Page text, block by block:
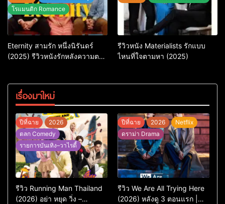
โรแมนติก Romance
Eternity สามรัก หนึ่งนิรันดร์
(2025) รีวิวหนังรักหลังความตาย
รีวิวหนัง Materialists รักแบบ
ไหนที่ใจตามหา (2025)
เรื่องมาใหม่
ปีที่ฉาย
2026
ตลก Comedy
รายการบันเทิง–วาไรตี้
รีวิว Running Man Thailand
(2026) อย่า หยุด วิ่ง –
ปีที่ฉาย 2026
Netflix
ดราม่า Drama
รีวิว We Are All Trying Here
(2026) หลังดู 3 ตอนแรก |